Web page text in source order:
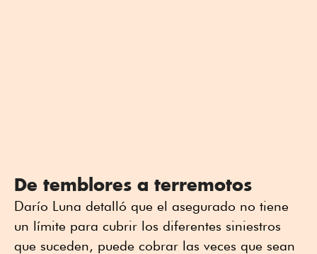
De temblores a terremotos
Darío Luna detalló que el asegurado no tiene
un límite para cubrir los diferentes siniestros
que suceden, puede cobrar las veces que sean